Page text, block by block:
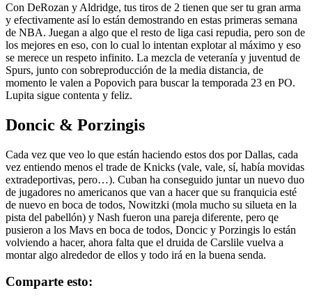
Con DeRozan y Aldridge, tus tiros de 2 tienen que ser tu gran arma
y efectivamente así lo están demostrando en estas primeras semana
de NBA. Juegan a algo que el resto de liga casi repudia, pero son de
los mejores en eso, con lo cual lo intentan explotar al máximo y eso
se merece un respeto infinito. La mezcla de veteranía y juventud de
Spurs, junto con sobreproducción de la media distancia, de
momento le valen a Popovich para buscar la temporada 23 en PO.
Lupita sigue contenta y feliz.
Doncic & Porzingis
Cada vez que veo lo que están haciendo estos dos por Dallas, cada
vez entiendo menos el trade de Knicks (vale, vale, sí, había movidas
extradeportivas, pero…). Cuban ha conseguido juntar un nuevo duo
de jugadores no americanos que van a hacer que su franquicia esté
de nuevo en boca de todos, Nowitzki (mola mucho su silueta en la
pista del pabellón) y Nash fueron una pareja diferente, pero qe
pusieron a los Mavs en boca de todos, Doncic y Porzingis lo están
volviendo a hacer, ahora falta que el druida de Carslile vuelva a
montar algo alrededor de ellos y todo irá en la buena senda.
Comparte esto: